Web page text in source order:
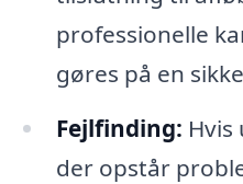
professionelle
gøres på en
Fejlfinding:
der opstår